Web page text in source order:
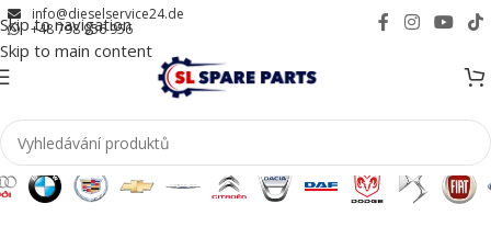
Skip to navigation
Skip to main content
info@dieselservice24.de
+48 798 956 956